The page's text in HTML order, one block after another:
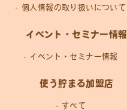
個人情報の取り扱いについて
イベント・セミナー情報
イベント・セミナー情報
使う貯まる加盟店
すべて